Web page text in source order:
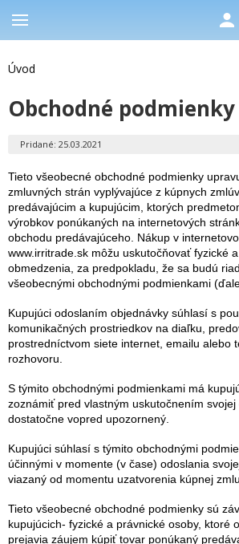
Úvod
Obchodné podmienky
Pridané: 25.03.2021
Tieto všeobecné obchodné podmienky
zmluvných strán vyplývajúce z kúpnych
predávajúcim a kupujúcim, ktorých
výrobkov ponúkaných na internetových
obchodu predávajúceho. Nákup v
www.irritrade.sk môžu uskutočňovať fyzické
obmedzenia, za predpokladu, že sa budú
všeobecnými obchodnými podmienkami
Kupujúci odoslaním objednávky súhlasí s
komunikačných prostriedkov na diaľku,
prostredníctvom siete internet, emailu alebo
rozhovoru.
S týmito obchodnými podmienkami má
zoznámiť pred vlastným uskutočnením
dostatočne vopred upozornený.
Kupujúci súhlasí s týmito obchodnými
účinnými v momente (v čase) odoslania
viazaný od momentu uzatvorenia kúpnej
Tieto všeobecné obchodné podmienky sú
kupujúcich- fyzické a právnické osoby, ktoré
prejavia záujem kúpiť tovar ponúkaný